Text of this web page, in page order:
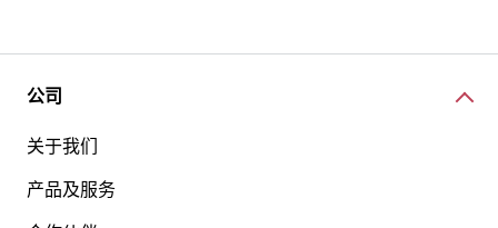
公司
关于我们
产品及服务